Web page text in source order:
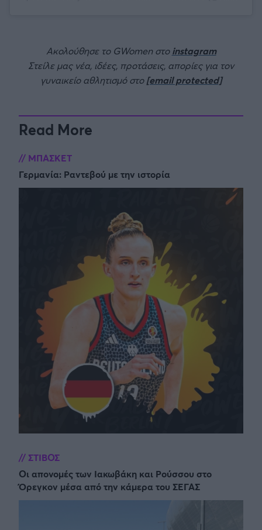
Ακολούθησε το GWomen στοinstagram
Στείλε μας νέα, ιδέες, προτάσεις, απορίες για τον
γυναικείο αθλητισμό στο[email protected]
Read More
ΜΠΑΣΚΕΤ
Γερμανία: Ραντεβού με την ιστορία
ΣΤΙΒΟΣ
Οι απονομές των Ιακωβάκη και Ρούσσου στο
Όρεγκον μέσα από την κάμερα του ΣΕΓΑΣ